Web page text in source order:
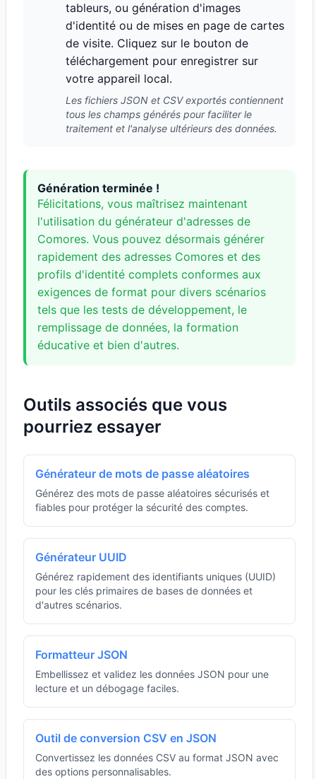
tableurs, ou génération d'images
d'identité ou de mises en page de cartes
de visite. Cliquez sur le bouton de
téléchargement pour enregistrer sur
votre appareil local.
Les fichiers JSON et CSV exportés contiennent
tous les champs générés pour faciliter le
traitement et l'analyse ultérieurs des données.
Génération terminée !
Félicitations, vous maîtrisez maintenant
l'utilisation du générateur d'adresses de
Comores. Vous pouvez désormais générer
rapidement des adresses Comores et des
profils d'identité complets conformes aux
exigences de format pour divers scénarios
tels que les tests de développement, le
remplissage de données, la formation
éducative et bien d'autres.
Outils associés que vous
pourriez essayer
Générateur de mots de passe aléatoires
Générez des mots de passe aléatoires sécurisés et
fiables pour protéger la sécurité des comptes.
Générateur UUID
Générez rapidement des identifiants uniques (UUID)
pour les clés primaires de bases de données et
d'autres scénarios.
Formatteur JSON
Embellissez et validez les données JSON pour une
lecture et un débogage faciles.
Outil de conversion CSV en JSON
Convertissez les données CSV au format JSON avec
des options personnalisables.